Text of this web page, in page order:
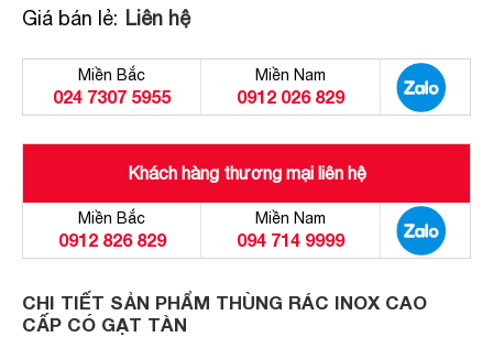
Giá bán lẻ: Liên hệ
Miền Bắc
024 7307 5955
Miền Nam
0912 026 829
Khách hàng thương mại liên hệ
Miền Bắc
0912 826 829
Miền Nam
094 714 9999
CHI TIẾT SẢN PHẨM THÙNG RÁC INOX CAO
CẤP CÓ GẠT TÀN